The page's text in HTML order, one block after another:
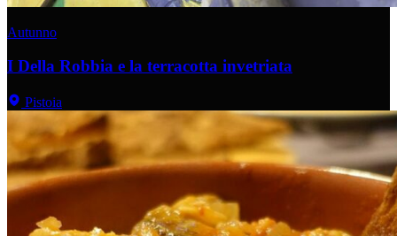
Autunno
I Della Robbia e la terracotta invetriata
Pistoia